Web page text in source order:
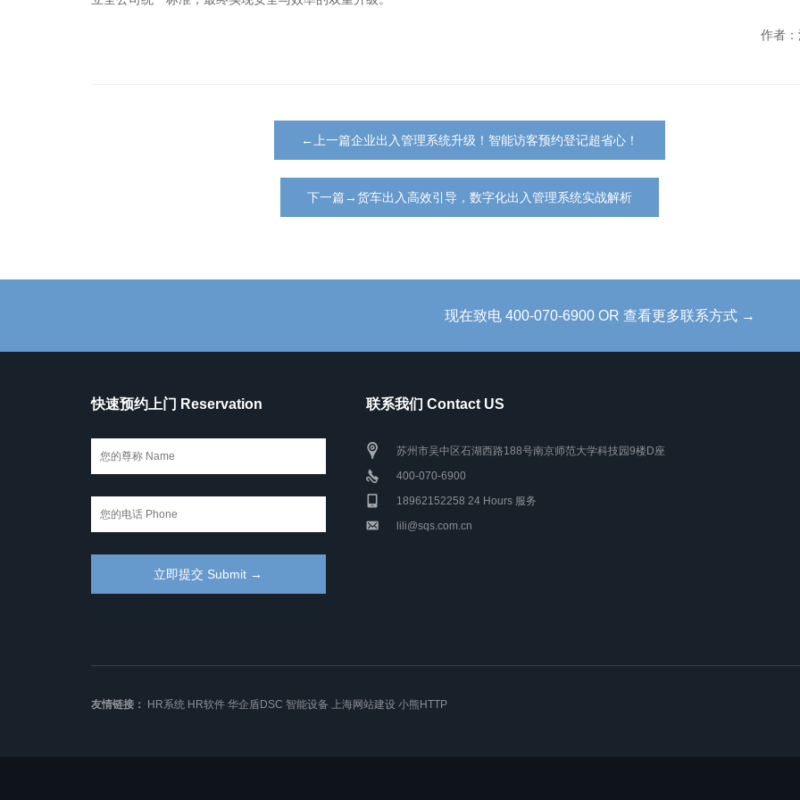
作者
←上一篇企业出入管理系统升级！智能访客预约登记超省心！
下一篇→货车出入高效引导，数字化出入管理系统实战解析
现在致电 400-070-6900 OR 查看更多联系方式 →
快速预约上门 Reservation 联系我们 Contact US
苏州市吴中区石湖西路188号南京师范大学科技园9楼D座
400-070-6900
18962152258 24 Hours 服务
lili@sqs.com.cn
友情链接： HR系统 HR软件 华企盾DSC 智能设备 上海网站建设 小熊HTTP